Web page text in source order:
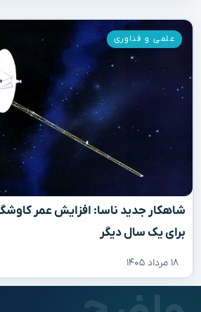
برای یک سال دیگر
۱۸ مرداد ۱۴۰۵
علمی و فناوری